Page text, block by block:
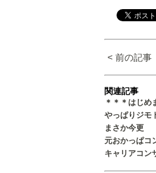
< 前の記事
関連記事
＊＊＊はじめ
やっぱりジモ
まさか今更
元おかっぱコ
キャリアコン